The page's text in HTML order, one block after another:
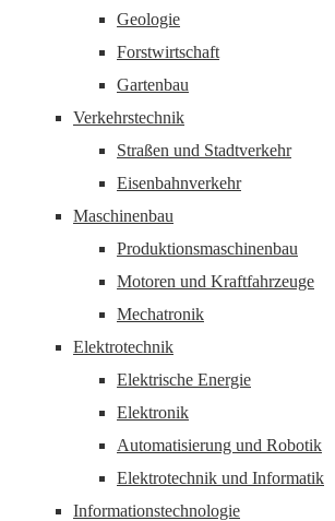
Geologie
Forstwirtschaft
Gartenbau
Verkehrstechnik
Straßen und Stadtverkehr
Eisenbahnverkehr
Maschinenbau
Produktionsmaschinenbau
Motoren und Kraftfahrzeuge
Mechatronik
Elektrotechnik
Elektrische Energie
Elektronik
Automatisierung und Robotik
Elektrotechnik und Informatik
Informationstechnologie